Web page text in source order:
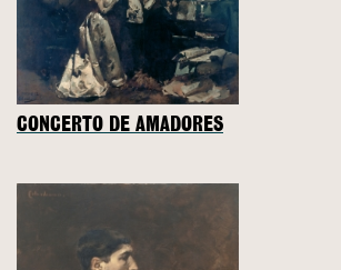
CONCERTO DE AMADORES